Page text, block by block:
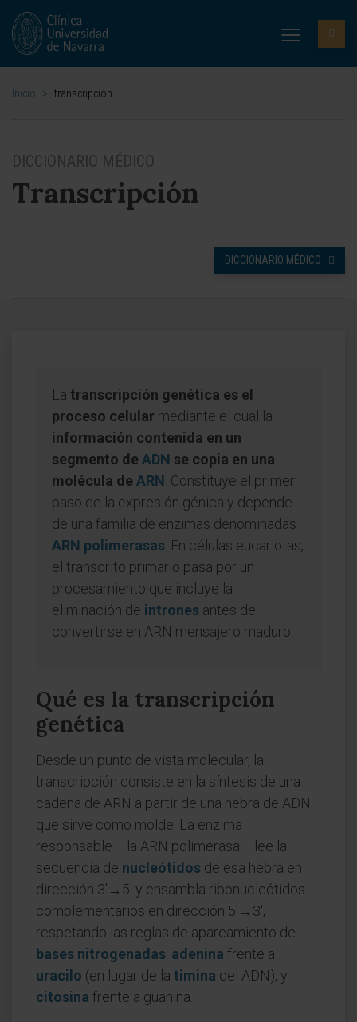
Inicio > transcripción
DICCIONARIO MÉDICO
Transcripción
DICCIONARIO MÉDICO
La transcripción genética es el
proceso celular mediante el cual la
información contenida en un
segmento de ADN se copia en una
molécula de ARN . Constituye el primer
paso de la expresión génica y depende
de una familia de enzimas denominadas
ARN polimerasas . En células eucariotas,
el transcrito primario pasa por un
procesamiento que incluye la
eliminación de intrones antes de
convertirse en ARN mensajero maduro.
Qué es la transcripción
genética
Desde un punto de vista molecular, la
transcripción consiste en la síntesis de una
cadena de ARN a partir de una hebra de ADN
que sirve como molde. La enzima
responsable —la ARN polimerasa— lee la
secuencia de nucleótidos de esa hebra en
dirección 3'→5' y ensambla ribonucleótidos
complementarios en dirección 5'→3',
respetando las reglas de apareamiento de
bases nitrogenadas: adenina frente a
uracilo (en lugar de la timina del ADN), y
citosina frente a guanina.